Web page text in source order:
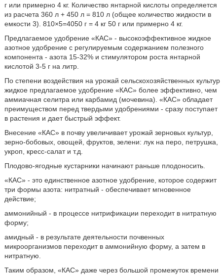
г или примерно 4 кг. Количество янтарной кислоты определяется
из расчета 360 л + 450 л = 810 л (общее количество жидкости в
емкости 3). 810×5=4050 г = 4 кг 50 г или примерно 4 кг.
Предлагаемое удобрение «КАС» - высокоэффективное жидкое
азотное удобрение с регулируемым содержанием полезного
компонента - азота 15-32% и стимулятором роста янтарной
кислотой 3-5 г на литр.
По степени воздействия на урожай сельскохозяйственных культур
жидкое предлагаемое удобрение «КАС» более эффективно, чем
аммиачная селитра или карбамид (мочевина). «КАС» обладает
преимуществом перед твердыми удобрениями - сразу поступает
в растения и дает быстрый эффект.
Внесение «КАС» в почву увеличивает урожай зерновых культур,
зерно-бобовых, овощей, фруктов, зелени: лук на перо, петрушка,
укроп, кресс-салат и т.д.
Плодово-ягодные кустарники начинают раньше плодоносить.
«КАС» - это единственное азотное удобрение, которое содержит
три формы азота: нитратный - обеспечивает мгновенное
действие;
аммонийный - в процессе нитрификации переходит в нитратную
форму;
амидный - в результате деятельности почвенных
микроорганизмов переходит в аммонийную форму, а затем в
нитратную.
Таким образом, «КАС» даже через большой промежуток времени